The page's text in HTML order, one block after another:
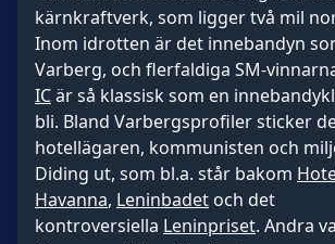
kärnkraftverk, som ligger två mil
Inom idrotten är det innebandyn
Varberg, och flerfaldiga SM-
ICär så klassisk som en
bli. Bland Varbergsprofiler sticker
hotellägaren, kommunisten och
Diding ut, som bl.a. står bakom
Havanna, Leninbadet och det
kontroversiella Leninpriset. Andra